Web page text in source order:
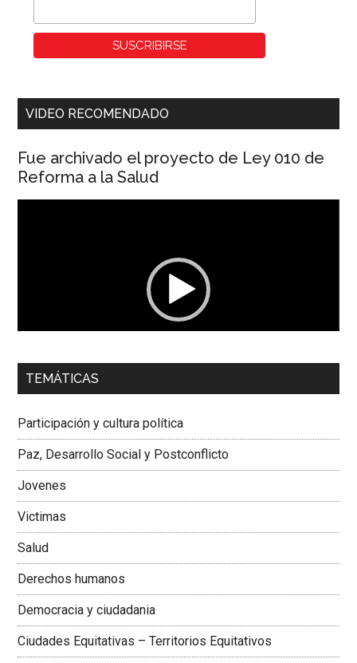
VIDEO RECOMENDADO
Fue archivado el proyecto de Ley 010 de
Reforma a la Salud
00:00 01:04
Dra. Carolina Corcho Mejía,Presidenta Corporación
Colombiana
TEMÁTICAS
Participación y cultura política
Paz, Desarrollo Social y Postconflicto
Jovenes
Victimas
Salud
Derechos humanos
Democracia y ciudadania
Ciudades Equitativas – Territorios Equitativos